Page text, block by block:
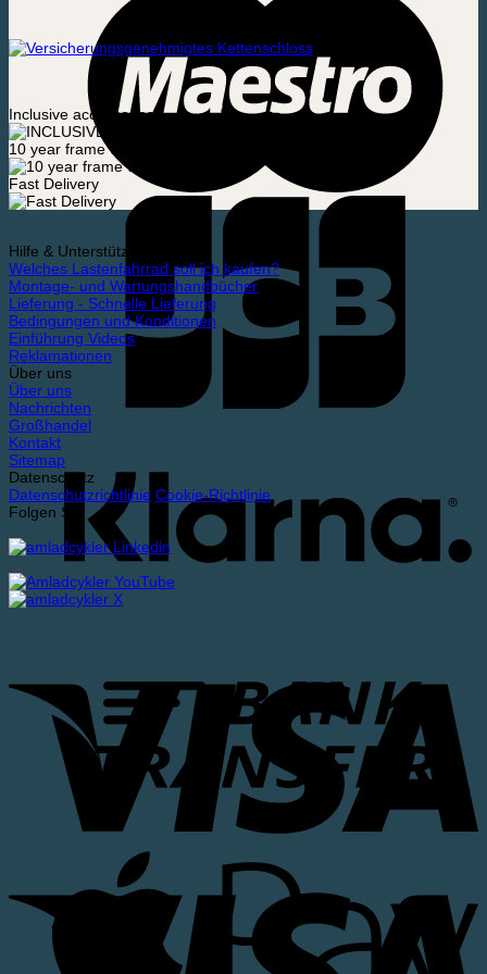
Inclusive accessories
10 year frame warranty
Fast Delivery
Hilfe & Unterstützung
Welches Lastenfahrrad soll ich kaufen?
Montage- und Wartungshandbücher
Lieferung - Schnelle Lieferung
Bedingungen und Konditionen
Einführung Videos
Reklamationen
Über uns
Über uns
Nachrichten
Großhandel
Kontakt
Sitemap
Datenschutz
Datenschutzrichtlinie Cookie-Richtlinie
Folgen Sie